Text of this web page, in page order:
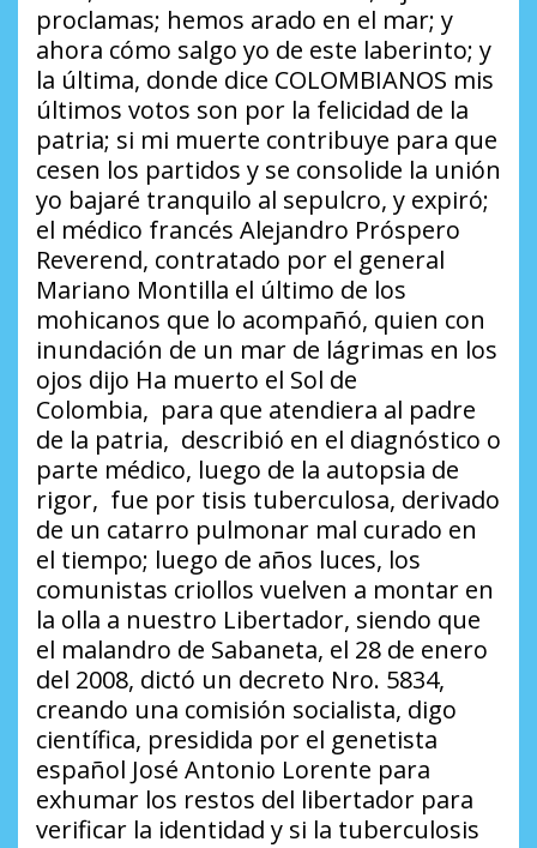
proclamas; hemos arado en el mar; y
ahora cómo salgo yo de este laberinto; y
la última, donde dice COLOMBIANOS mis
últimos votos son por la felicidad de la
patria; si mi muerte contribuye para que
cesen los partidos y se consolide la unión
yo bajaré tranquilo al sepulcro, y expiró;
el médico francés Alejandro Próspero
Reverend, contratado por el general
Mariano Montilla el último de los
mohicanos que lo acompañó, quien con
inundación de un mar de lágrimas en los
ojos dijo Ha muerto el Sol de
Colombia, para que atendiera al padre
de la patria, describió en el diagnóstico o
parte médico, luego de la autopsia de
rigor, fue por tisis tuberculosa, derivado
de un catarro pulmonar mal curado en
el tiempo; luego de años luces, los
comunistas criollos vuelven a montar en
la olla a nuestro Libertador, siendo que
el malandro de Sabaneta, el 28 de enero
del 2008, dictó un decreto Nro. 5834,
creando una comisión socialista, digo
científica, presidida por el genetista
español José Antonio Lorente para
exhumar los restos del libertador para
verificar la identidad y si la tuberculosis